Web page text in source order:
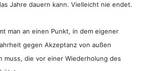
Jahre dauern kann. Vielleicht nie endet.
man an einen Punkt, in dem eigener
gegen Akzeptanz von außen
muss, die vor einer Wiederholung des